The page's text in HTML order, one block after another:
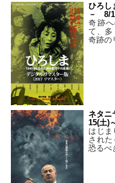
ひろし
－ 8/
奇跡
て、多
奇跡の
ネタ
15(土)
はじ
された
恐るべ